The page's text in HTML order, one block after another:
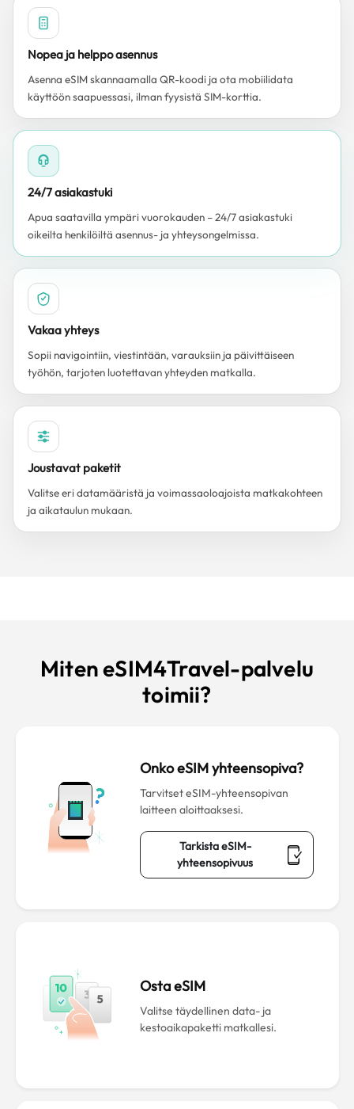
Nopea ja helppo asennus
Asenna eSIM skannaamalla QR-koodi ja ota mobiilidata
käyttöön saapuessasi, ilman fyysistä SIM-korttia.
24/7 asiakastuki
Apua saatavilla ympäri vuorokauden – 24/7 asiakastuki
oikeilta henkilöiltä asennus- ja yhteysongelmissa.
Vakaa yhteys
Sopii navigointiin, viestintään, varauksiin ja päivittäiseen
työhön, tarjoten luotettavan yhteyden matkalla.
Joustavat paketit
Valitse eri datamääristä ja voimassaoloajoista matkakohteen
ja aikataulun mukaan.
Miten eSIM4Travel-palvelu
toimii?
Onko eSIM yhteensopiva?
Tarvitset eSIM-yhteensopivan
laitteen aloittaaksesi.
Tarkista eSIM-
yhteensopivuus
Osta eSIM
Valitse täydellinen data- ja
kestoaikapaketti matkallesi.